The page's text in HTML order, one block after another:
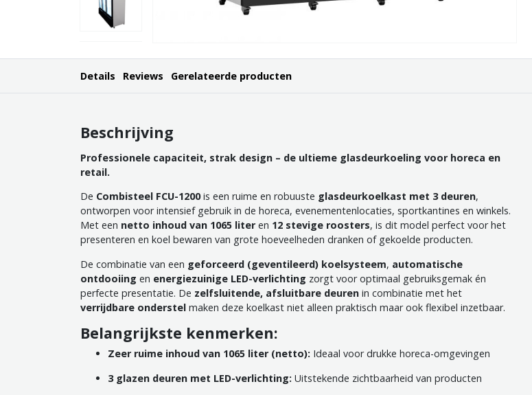
Details Reviews Gerelateerde producten
Beschrijving
Professionele capaciteit, strak design – de ultieme glasdeurkoeling voor horeca en
retail.
De Combisteel FCU-1200is een ruime en robuuste glasdeurkoelkast met 3 deuren,
ontworpen voor intensief gebruik in de horeca, evenementenlocaties, sportkantines en winkels.
Met een netto inhoud van 1065 liter en 12 stevige roosters, is dit model perfect voor het
presenteren en koel bewaren van grote hoeveelheden dranken of gekoelde producten.
De combinatie van een geforceerd (geventileerd) koelsysteem, automatische
ontdooiing en energiezuinige LED-verlichting zorgt voor optimaal gebruiksgemak én
perfecte presentatie. De zelfsluitende, afsluitbare deuren in combinatie met het
verrijdbare onderstel maken deze koelkast niet alleen praktisch maar ook flexibel inzetbaar.
Belangrijkste kenmerken:
Zeer ruime inhoud van 1065 liter (netto): Ideaal voor drukke horeca-omgevingen
3 glazen deuren met LED-verlichting: Uitstekende zichtbaarheid van producten